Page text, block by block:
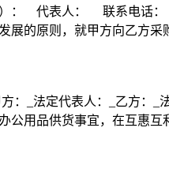
： 代表人： 联系电话：
展的原则，就甲方向乙方采
：_法定代表人：_乙方：
公用品供货事宜，在互惠互